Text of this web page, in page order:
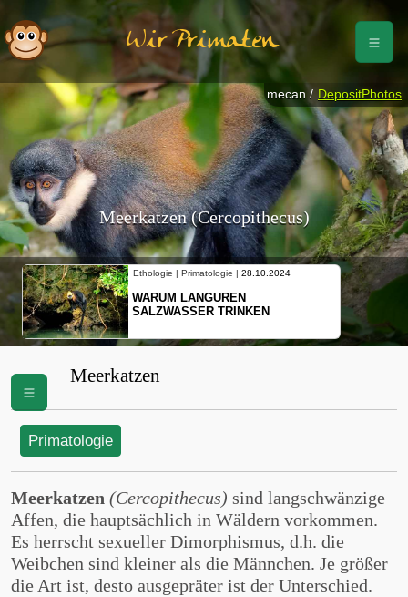
Wir Primaten
Meerkatzen (Cercopithecus)
Ethologie | Primatologie | 28.10.2024
WARUM LANGUREN
SALZWASSER TRINKEN
mecan / DepositPhotos
Meerkatzen
Primatologie
Meerkatzen (Cercopithecus) sind langschwänzige
Affen, die hauptsächlich in Wäldern vorkommen.
Es herrscht sexueller Dimorphismus, d.h. die
Weibchen sind kleiner als die Männchen. Je größer
die Art ist, desto ausgepräter ist der Unterschied.